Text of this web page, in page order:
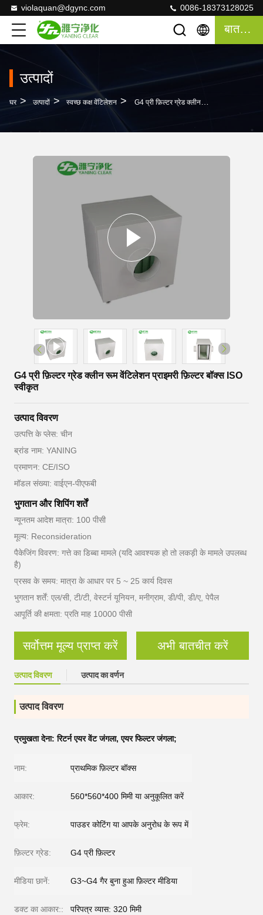
violaquan@dgync.com 0086-18373128025
बात करना
उत्पादों
घर > उत्पादों > स्वच्छ कक्ष वेंटिलेशन > G4 प्री फ़िल्टर ग्रेड क्लीन रूम वेंटिलेशन प्राइमरी फ़िल्टर बॉक्स ISO स्वीकृत
G4 प्री फ़िल्टर ग्रेड क्लीन रूम वेंटिलेशन प्राइमरी फ़िल्टर बॉक्स ISO
स्वीकृत
उत्पाद विवरण
उत्पत्ति के प्लेस: चीन
ब्रांड नाम: YANING
प्रमाणन: CE/ISO
मॉडल संख्या: वाईएन-पीएफबी
भुगतान और शिपिंग शर्तें
न्यूनतम आदेश मात्रा: 100 पीसी
मूल्य: Reconsideration
पैकेजिंग विवरण: गत्ते का डिब्बा मामले (यदि आवश्यक हो तो लकड़ी के मामले उपलब्ध
है)
प्रसव के समय: मात्रा के आधार पर 5 ~ 25 कार्य दिवस
भुगतान शर्तें: एल/सी, टी/टी, वेस्टर्न यूनियन, मनीग्राम, डी/पी, डी/ए, पेपैल
आपूर्ति की क्षमता: प्रति माह 10000 पीसी
सर्वोत्तम मूल्य प्राप्त करें अभी बातचीत करें
उत्पाद विवरण उत्पाद का वर्णन
उत्पाद विवरण
प्रमुखता देना:रिटर्न एयर वेंट जंगला,एयर फिल्टर जंगला;
नाम: प्राथमिक फ़िल्टर बॉक्स
आकार: 560*560*400 मिमी या अनुकूलित करें
फ्रेम: पाउडर कोटिंग या आपके अनुरोध के रूप में
फ़िल्टर ग्रेड: G4 प्री फ़िल्टर
मीडिया छानें: G3~G4 गैर बुना हुआ फ़िल्टर मीडिया
डक्ट का आकार:: परिपत्र व्यास: 320 मिमी